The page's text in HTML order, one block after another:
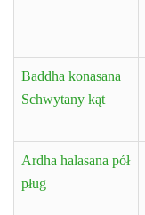
Baddha konasana
Schwytany kąt
Ardha halasana pół
pług